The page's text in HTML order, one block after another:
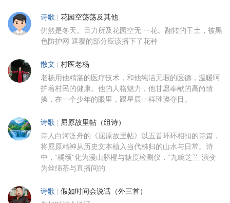
诗歌 花园空荡荡及其他
仍然是冬天。目力所及花园空无 一花。翻转的干土，被黑
色防护网 遮覆的部分应该播下了花种
散文 村医老杨
老杨用他精湛的医疗技术，和他纯洁无瑕的医德，温暖呵
护着村民的健康。他的人格魅力，他甘愿奉献的高尚情
操，在一个少年的眼里，跟星辰一样璀璨夺目。
诗歌 屈原故里帖（组诗）
诗人白河泛舟的《屈原故里帖》以五首环环相扣的诗篇，
将屈原精神从历史文本植入当代秭归的山水与日常。诗
中，“橘颂”化为漫山脐橙与糖度检测仪，“九畹芝兰”演变
为丝绵茶与直播间的
诗歌 假如时间会说话（外三首）